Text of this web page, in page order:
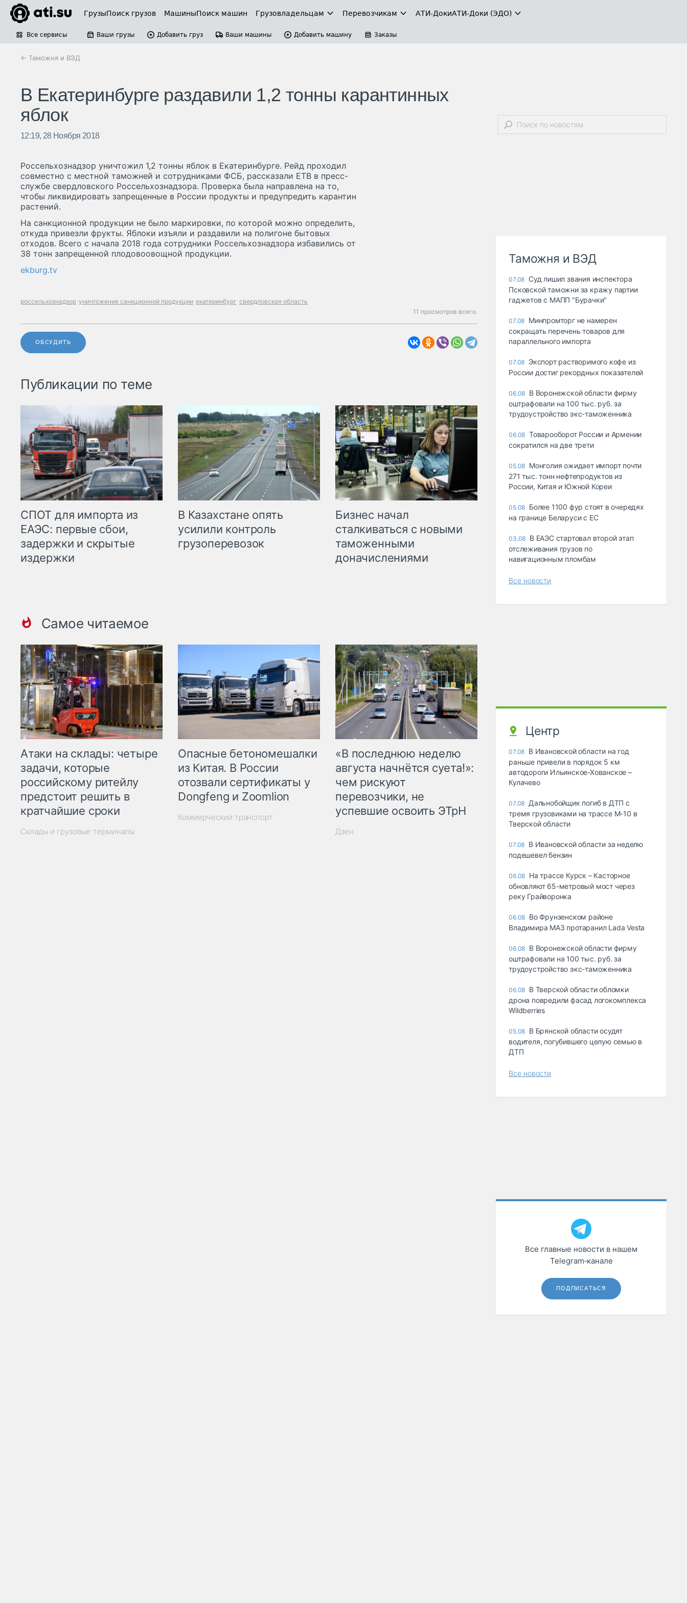
ГрузыПоиск грузов МашиныПоиск машин Грузовладельцам Перевозчикам АТИ-ДокиАТИ-Доки (ЭДО)
Все сервисы Ваши грузы Добавить груз Ваши машины Добавить машину Заказы
← Таможня и ВЭД
В Екатеринбурге раздавили 1,2 тонны карантинных
яблок
12:19, 28 Ноября 2018
Россельхознадзор уничтожил 1,2 тонны яблок в Екатеринбурге. Рейд проходил
совместно с местной таможней и сотрудниками ФСБ, рассказали ЕТВ в пресс-
службе свердловского Россельхознадзора. Проверка была направлена на то,
чтобы ликвидировать запрещенные в России продукты и предупредить карантин
растений.
На санкционной продукции не было маркировки, по которой можно определить,
откуда привезли фрукты. Яблоки изъяли и раздавили на полигоне бытовых
отходов. Всего с начала 2018 года сотрудники Россельхознадзора избавились от
38 тонн запрещенной плодовоовощной продукции.
ekburg.tv
россельхознадзор уничтожение санкционной продукции екатеринбург свердловская область
11 просмотров всего.
ОБСУДИТЬ
Публикации по теме
СПОТ для импорта из
ЕАЭС: первые сбои,
задержки и скрытые
издержки
В Казахстане опять
усилили контроль
грузоперевозок
Бизнес начал
сталкиваться с новыми
таможенными
доначислениями
Самое читаемое
Атаки на склады: четыре
задачи, которые
российскому ритейлу
предстоит решить в
кратчайшие сроки
Склады и грузовые терминалы
Опасные бетономешалки
из Китая. В России
отозвали сертификаты у
Dongfeng и Zoomlion
Коммерческий транспорт
«В последнюю неделю
августа начнётся суета!»:
чем рискуют
перевозчики, не
успевшие освоить ЭТрН
Дзен
Таможня и ВЭД
07.08 Суд лишил звания инспектора
Псковской таможни за кражу партии
гаджетов с МАПП "Бурачки"
07.08 Минпромторг не намерен
сокращать перечень товаров для
параллельного импорта
07.08 Экспорт растворимого кофе из
России достиг рекордных показателей
06.08 В Воронежской области фирму
оштрафовали на 100 тыс. руб. за
трудоустройство экс-таможенника
06.08 Товарооборот России и Армении
сократился на две трети
05.08 Монголия ожидает импорт почти
271 тыс. тонн нефтепродуктов из
России, Китая и Южной Кореи
05.08 Более 1100 фур стоят в очередях
на границе Беларуси с ЕС
03.08 В ЕАЭС стартовал второй этап
отслеживания грузов по
навигационным пломбам
Все новости
Центр
07.08 В Ивановской области на год
раньше привели в порядок 5 км
автодороги Ильинское-Хованское –
Кулачево
07.08 Дальнобойщик погиб в ДТП с
тремя грузовиками на трассе М-10 в
Тверской области
07.08 В Ивановской области за неделю
подешевел бензин
06.08 На трассе Курск – Касторное
обновляют 65-метровый мост через
реку Грайворонка
06.08 Во Фрунзенском районе
Владимира МАЗ протаранил Lada Vesta
06.08 В Воронежской области фирму
оштрафовали на 100 тыс. руб. за
трудоустройство экс-таможенника
06.08 В Тверской области обломки
дрона повредили фасад логокомплекса
Wildberries
05.08 В Брянской области осудят
водителя, погубившего целую семью в
ДТП
Все новости
Все главные новости в нашем
Telegram‑канале
ПОДПИСАТЬСЯ